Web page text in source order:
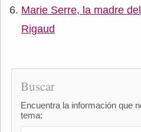
Marie Serre, la madre
Rigaud
Buscar
Encuentra la información que
tema: